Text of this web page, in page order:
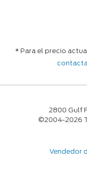
* Para el precio
2800 Gulf
©2004-2026
Vendedor